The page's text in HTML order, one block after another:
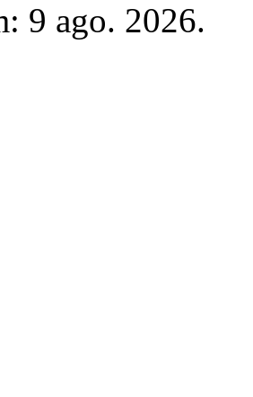
9 ago. 2026.